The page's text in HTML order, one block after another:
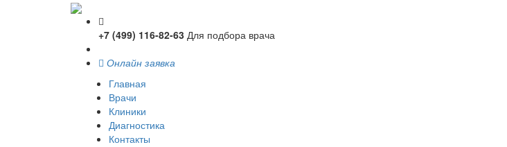
+7 (499) 116-82-63 Для подбора врача
Онлайн заявка
Главная
Врачи
Клиники
Диагностика
Контакты